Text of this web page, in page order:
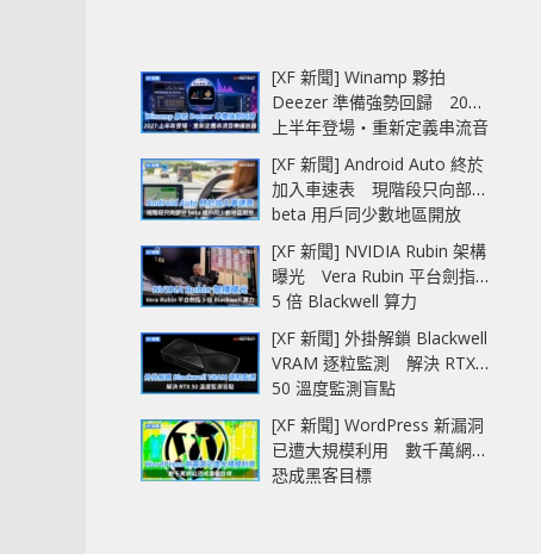
[XF 新聞] Winamp 夥拍
Deezer 準備強勢回歸 2027
上半年登場‧重新定義串流音
樂播放器
[XF 新聞] Android Auto 終於
加入車速表 現階段只向部分
beta 用戶同少數地區開放
[XF 新聞] NVIDIA Rubin 架構
曝光 Vera Rubin 平台劍指
5 倍 Blackwell 算力
[XF 新聞] 外掛解鎖 Blackwell
VRAM 逐粒監測 解決 RTX
50 溫度監測盲點
[XF 新聞] WordPress 新漏洞
已遭大規模利用 數千萬網站
恐成黑客目標